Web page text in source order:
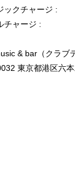
ックチャージ :
チャージ :
& bar（クラブ
東京都港区六